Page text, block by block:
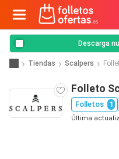
Descarga
Tiendas Scalpers
Folleto
Folletos 1
Última